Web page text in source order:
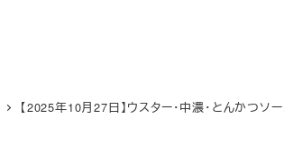
【2025年10月27日】ウスター・中濃・とんかつソ